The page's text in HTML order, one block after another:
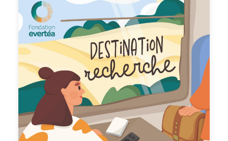
Dennetière ont passé une journée avec Thomas et ses
équipes, dans son laboratoire de l’IRD mais aussi au cœur
de l’incroyable herbier de Montpellier. Les deux premiers
épisodes de cette série sont disponibles sur toutes les
plateformes d’écoute en ligne. Dans ce nouvel épisode
consacré à Thomas Couvreur, nous découvrons le projet
pour lequel Thomas consacre une partie de son énergie
dans une logique de préservation de ce qu'il reste du
Choco. Au-delà de la science fondamentale qu'il
continue de mener, il a eu l'élan d'aller plus loin en voyant
ces patchs de forêts en urgence absolue de protection,
comme il le dit dans l'épisode. Dédier une partie de sa
recherche, de son temps, de sa passion pour protéger
cette forêt-là, et donc tisser des liens, en parler, récolter